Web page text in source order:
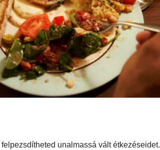
unalmassá vált étkezéseidet.